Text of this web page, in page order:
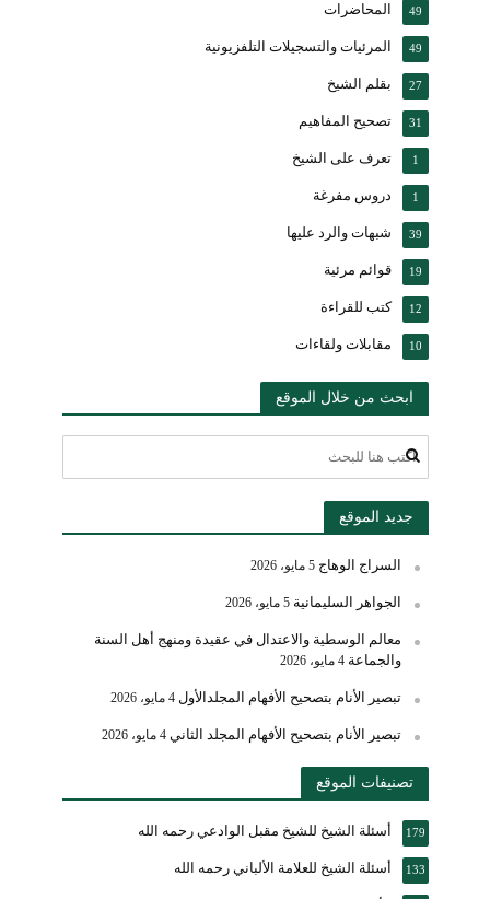
المحاضرات 49
المرئيات والتسجيلات التلفزيونية 49
بقلم الشيخ 27
تصحيح المفاهيم 31
تعرف على الشيخ 1
دروس مفرغة 1
شبهات والرد عليها 39
قوائم مرئية 19
كتب للقراءة 12
مقابلات ولقاءات 10
ابحث من خلال الموقع
جديد الموقع
السراج الوهاج 5 مايو، 2026
الجواهر السليمانية 5 مايو، 2026
معالم الوسطية والاعتدال في عقيدة ومنهج أهل السنة
والجماعة 4 مايو، 2026
تبصير الأنام بتصحيح الأفهام المجلدالأول 4 مايو، 2026
تبصير الأنام بتصحيح الأفهام المجلد الثاني 4 مايو، 2026
تصنيفات الموقع
أسئلة الشيخ للشيخ مقبل الوادعي رحمه الله 179
أسئلة الشيخ للعلامة الألباني رحمه الله 133